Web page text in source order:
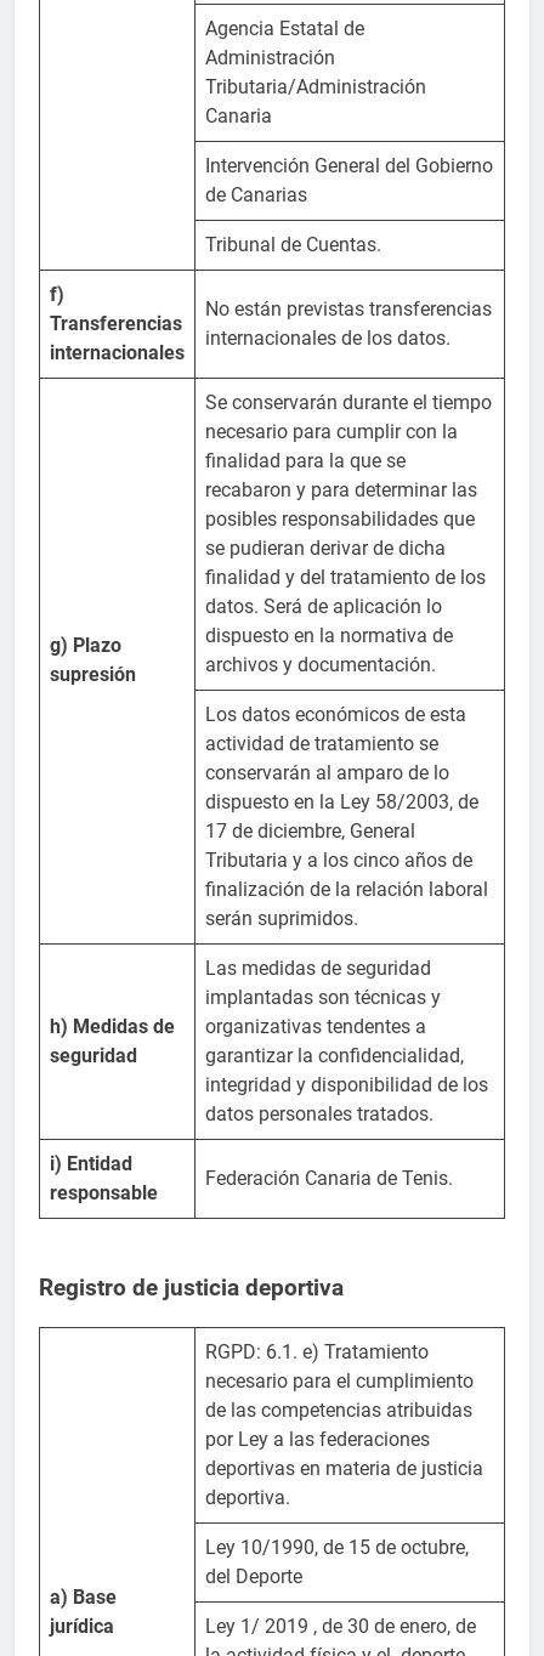
Agencia Estatal de
Administración
Tributaria/Administración
Canaria
Intervención General del Gobierno
de Canarias
Tribunal de Cuentas.
f)
Transferencias
internacionales
No están previstas transferencias
internacionales de los datos.
g) Plazo
supresión
Se conservarán durante el tiempo
necesario para cumplir con la
finalidad para la que se
recabaron y para determinar las
posibles responsabilidades que
se pudieran derivar de dicha
finalidad y del tratamiento de los
datos. Será de aplicación lo
dispuesto en la normativa de
archivos y documentación.
Los datos económicos de esta
actividad de tratamiento se
conservarán al amparo de lo
dispuesto en la Ley 58/2003, de
17 de diciembre, General
Tributaria y a los cinco años de
finalización de la relación laboral
serán suprimidos.
h) Medidas de
seguridad
Las medidas de seguridad
implantadas son técnicas y
organizativas tendentes a
garantizar la confidencialidad,
integridad y disponibilidad de los
datos personales tratados.
i) Entidad
responsable
Federación Canaria de Tenis.
Registro de justicia deportiva
a) Base
jurídica
RGPD: 6.1. e) Tratamiento
necesario para el cumplimiento
de las competencias atribuidas
por Ley a las federaciones
deportivas en materia de justicia
deportiva.
Ley 10/1990, de 15 de octubre,
del Deporte
Ley 1/ 2019 , de 30 de enero, de